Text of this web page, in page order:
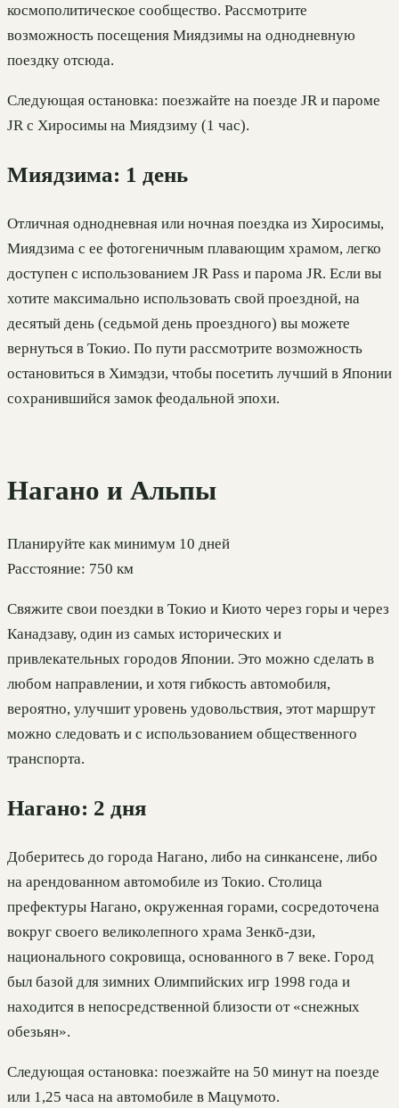
космополитическое сообщество. Рассмотрите
возможность посещения Миядзимы на однодневную
поездку отсюда.
Следующая остановка: поезжайте на поезде JR и пароме
JR с Хиросимы на Миядзиму (1 час).
Миядзима: 1 день
Отличная однодневная или ночная поездка из Хиросимы,
Миядзима с ее фотогеничным плавающим храмом, легко
доступен с использованием JR Pass и парома JR. Если вы
хотите максимально использовать свой проездной, на
десятый день (седьмой день проездного) вы можете
вернуться в Токио. По пути рассмотрите возможность
остановиться в Химэдзи, чтобы посетить лучший в Японии
сохранившийся замок феодальной эпохи.
Нагано и Альпы
Планируйте как минимум 10 дней
Расстояние: 750 км
Свяжите свои поездки в Токио и Киото через горы и через
Канадзаву, один из самых исторических и
привлекательных городов Японии. Это можно сделать в
любом направлении, и хотя гибкость автомобиля,
вероятно, улучшит уровень удовольствия, этот маршрут
можно следовать и с использованием общественного
транспорта.
Нагано: 2 дня
Доберитесь до города Нагано, либо на синкансене, либо
на арендованном автомобиле из Токио. Столица
префектуры Нагано, окруженная горами, сосредоточена
вокруг своего великолепного храма Зенкō-дзи,
национального сокровища, основанного в 7 веке. Город
был базой для зимних Олимпийских игр 1998 года и
находится в непосредственной близости от «снежных
обезьян».
Следующая остановка: поезжайте на 50 минут на поезде
или 1,25 часа на автомобиле в Мацумото.